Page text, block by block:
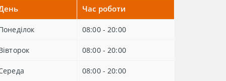
Час роботи
08:00 - 20:00
08:00 - 20:00
08:00 - 20:00